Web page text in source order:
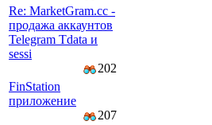
Re: MarketGram.cc -
продажа аккаунтов
Telegram Tdata и
sessi
202
FinStation
приложение
207